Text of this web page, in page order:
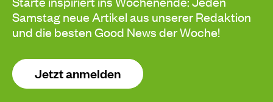
Samstag neue Artikel aus unserer Redaktion
und die besten Good News der Woche!
Jetzt anmelden